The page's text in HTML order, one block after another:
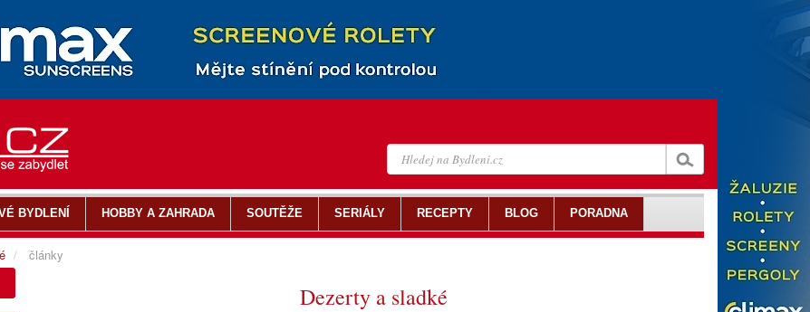
Dezerty a sladké
BYDLENÍ HOBBY A ZAHRADA SOUTĚŽE SERIÁLY RECEPTY BLOG PORADNA
články